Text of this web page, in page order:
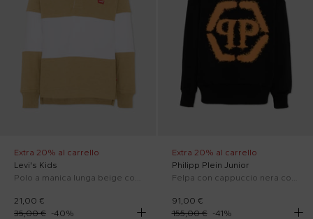
Extra 20% al carrello
Levi's Kids
21,00 €
35,00 € -40%
Extra 20% al carrello
Philipp Plein Junior
91,00 €
155,00 €
-41%